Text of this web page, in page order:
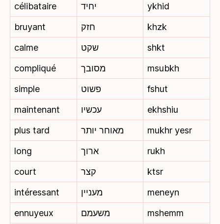
célibataire
יחיד
ykhid
bruyant
חזק
khzk
calme
שקט
shkt
compliqué
מסובך
msubkh
simple
פשוט
fshut
maintenant
עכשיו
ekhshiu
plus tard
מאוחר יותר
mukhr yesr
long
ארוך
rukh
court
קצר
ktsr
intéressant
מעניין
meneyn
ennuyeux
משעמם
mshemm